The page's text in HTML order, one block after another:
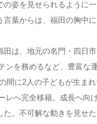
姿を見せられるように一
葉からは、福田の胸中
は、地元の名門・四日
ンを務めるなど、豊富な
間に2人の子どもが生まれ
へ完全移籍。成長へ向
。不可解な動きを見せ